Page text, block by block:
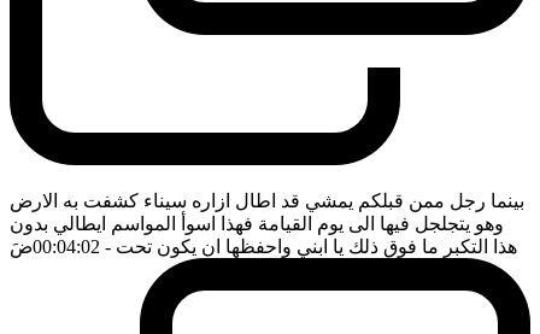
بينما رجل ممن قبلكم يمشي قد اطال ازاره سيناء كشفت به الارض
وهو يتجلجل فيها الى يوم القيامة فهذا اسوأ المواسم ايطالي بدون
هذا التكبر ما فوق ذلك يا ابني واحفظها ان يكون تحت - 00:04:02 ضَ